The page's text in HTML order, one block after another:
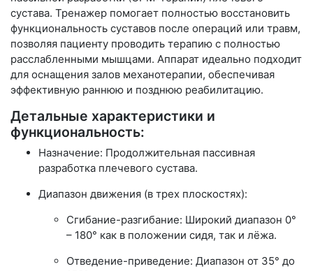
сустава. Тренажер помогает полностью восстановить
функциональность суставов после операций или травм,
позволяя пациенту проводить терапию с полностью
расслабленными мышцами. Аппарат идеально подходит
для оснащения залов механотерапии, обеспечивая
эффективную раннюю и позднюю реабилитацию.
Детальные характеристики и
функциональность:
Назначение: Продолжительная пассивная
разработка плечевого сустава.
Диапазон движения (в трех плоскостях):
Сгибание-разгибание: Широкий диапазон 0°
– 180° как в положении сидя, так и лёжа.
Отведение-приведение: Диапазон от 35° до